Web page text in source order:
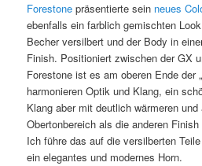
Forestone präsentierte sein neues
ebenfalls ein farblich gemischten
Becher versilbert und der Body in
Finish. Positioniert zwischen der GX
Forestone ist es am oberen Ende der
harmonieren Optik und Klang, ein
Klang aber mit deutlich wärmeren und
Obertonbereich als die anderen
Ich führe das auf die versilberten
ein elegantes und modernes Horn.